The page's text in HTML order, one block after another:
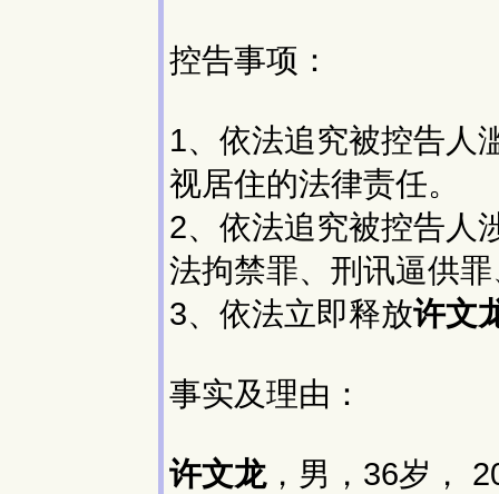
控告事项：
1、依法追究被控告人
视居住的法律责任。
2、依法追究被控告人
法拘禁罪、刑讯逼供
3、依法立即释放许文
事实及理由：
许文龙，男，36岁，